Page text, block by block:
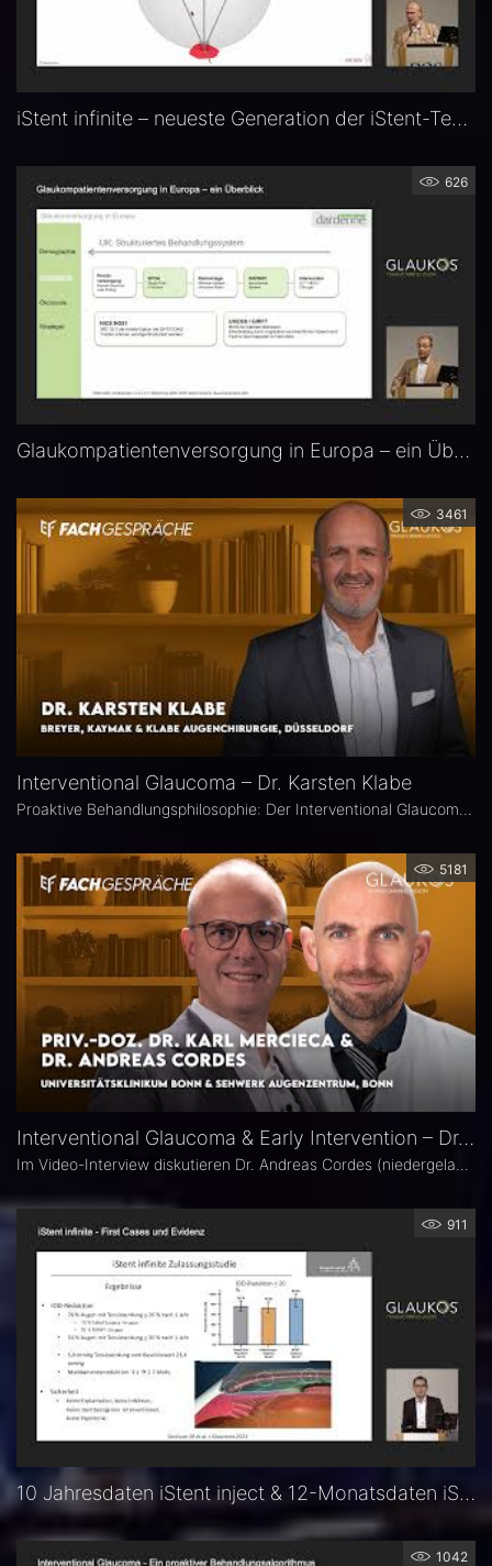
iStent infinite – neueste Generation der iStent-Technologie — Prof. Dr. Anselm G. M. Jünemann (Erlangen)
626
Glaukompatientenversorgung in Europa – ein Überblick — Prof. Dr. Alireza Mirshahi (Bonn)
3461
Interventional Glaucoma – Dr. Karsten Klabe
5181
Interventional Glaucoma & Early Intervention – Dr. Andreas Cordes & Dr. Karl Mercieca
911
10 Jahresdaten iStent inject & 12-Monatsdaten iStent infinite - Prof. Dr. Fritz Hengerer
1042